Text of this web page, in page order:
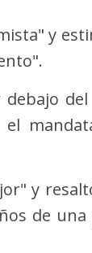
y
debajo
y
de una